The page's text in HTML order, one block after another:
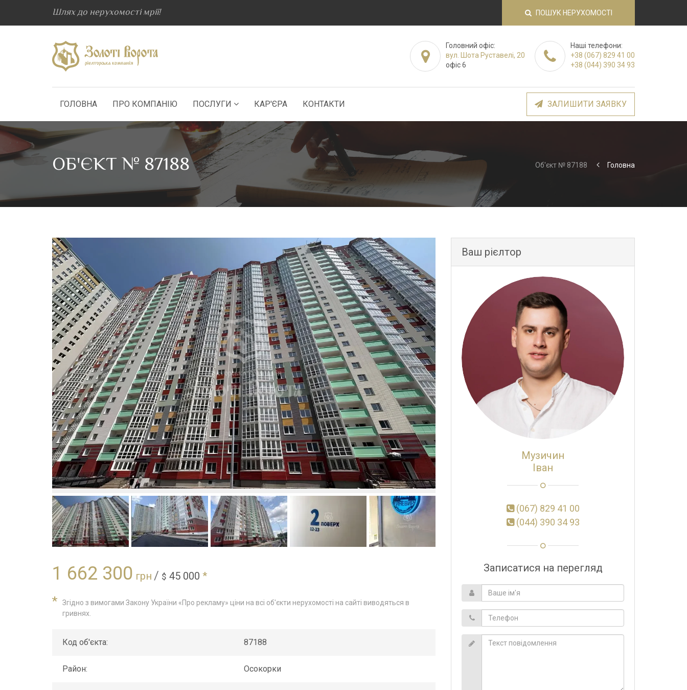
Шлях до нерухомості мрії! ПОШУК НЕРУХОМОСТІ
Головний офіс:
вул. Шота Руставелі, 20
офіс 6
Наші телефони:
+38 (067) 829 41 00
+38 (044) 390 34 93
ГОЛОВНА ПРО КОМПАНІЮ ПОСЛУГИ КАР'ЄРА КОНТАКТИ ЗАЛИШИТИ ЗАЯВКУ
ОБ'ЄКТ № 87188 Об'єкт № 87188 Головна
1 662 300 грн / $ 45 000 *
*
Згідно з вимогами Закону України «Про рекламу» ціни на всі об'єкти нерухомості на сайті виводяться в
гривнях.
Код об'єкта: 87188
Район: Осокорки
Ваш рієлтор
Музичин
Іван
(067) 829 41 00
(044) 390 34 93
Записатися на перегляд